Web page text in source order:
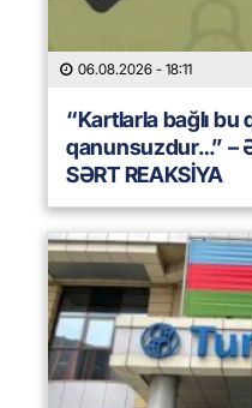
06.08.2026 - 18:11
“Kartlarla bağlı bu
qanunsuzdur…” –
SƏRT REAKSİYA